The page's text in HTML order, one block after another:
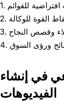
في إنشاء
الفيديوهات